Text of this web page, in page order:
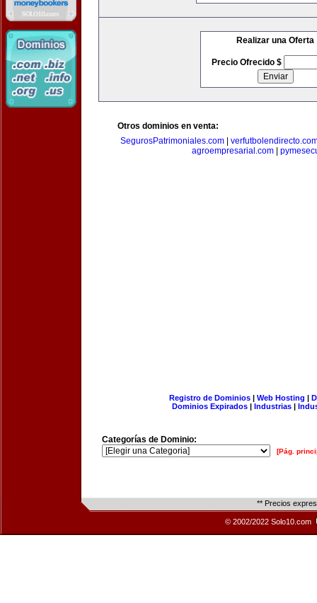
Realizar una Oferta
Precio Ofrecido $
Otros dominios en venta:
SegurosPatrimoniales.com
agroempresarial.com|
Registro de Dominios| Web Hosting |
Dominios Expirados | Industrias |
Categorías de Dominio:
[Pág.
** Precios
© 2002/2022 Solo10.com